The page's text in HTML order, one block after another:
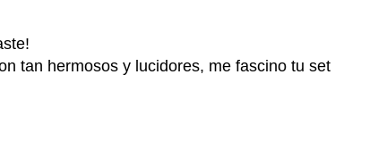
tan hermosos y lucidores, me fascino tu set